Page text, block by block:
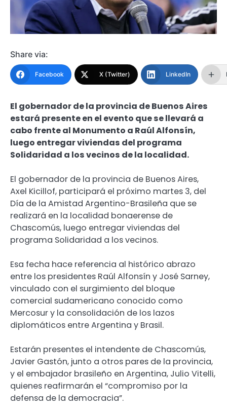
Share via:
Facebook X (Twitter) LinkedIn
El gobernador de la provincia de Buenos Aires
estará presente en el evento que se llevará a
cabo frente al Monumento a Raúl Alfonsín,
luego entregar viviendas del programa
Solidaridad a los vecinos de la localidad.
El gobernador de la provincia de Buenos Aires,
Axel Kicillof, participará el próximo martes 3, del
Día de la Amistad Argentino-Brasileña que se
realizará en la localidad bonaerense de
Chascomús, luego entregar viviendas del
programa Solidaridad a los vecinos.
Esa fecha hace referencia al histórico abrazo
entre los presidentes Raúl Alfonsín y José Sarney,
vinculado con el surgimiento del bloque
comercial sudamericano conocido como
Mercosur y la consolidación de los lazos
diplomáticos entre Argentina y Brasil.
Estarán presentes el intendente de Chascomús,
Javier Gastón, junto a otros pares de la provincia,
y el embajador brasileño en Argentina, Julio Vitelli,
quienes reafirmarán el “compromiso por la
defensa de la democracia”.